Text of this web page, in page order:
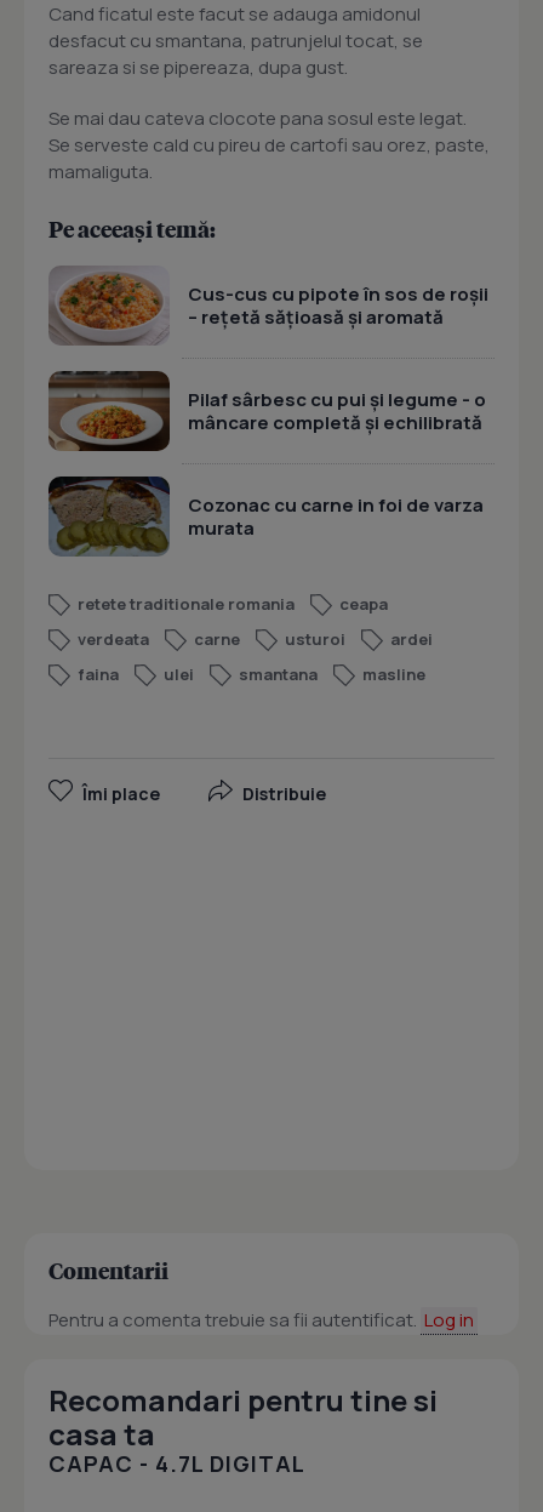
Cand ficatul este facut se adauga amidonul
desfacut cu smantana, patrunjelul tocat, se
sareaza si se pipereaza, dupa gust.
Se mai dau cateva clocote pana sosul este legat.
Se serveste cald cu pireu de cartofi sau orez, paste,
mamaliguta.
Pe aceeași temă:
Cus-cus cu pipote în sos de roșii
– rețetă sățioasă și aromată
Pilaf sârbesc cu pui și legume - o
mâncare completă și echilibrată
Cozonac cu carne in foi de varza
murata
retete traditionale romania
ceapa
verdeata
carne usturoi
ardei
faina
ulei smantana masline
Îmi place Distribuie
Comentarii
Pentru a comenta trebuie sa fii autentificat. Log in
Recomandari pentru tine si
casa ta
CAPAC - 4.7L DIGITAL